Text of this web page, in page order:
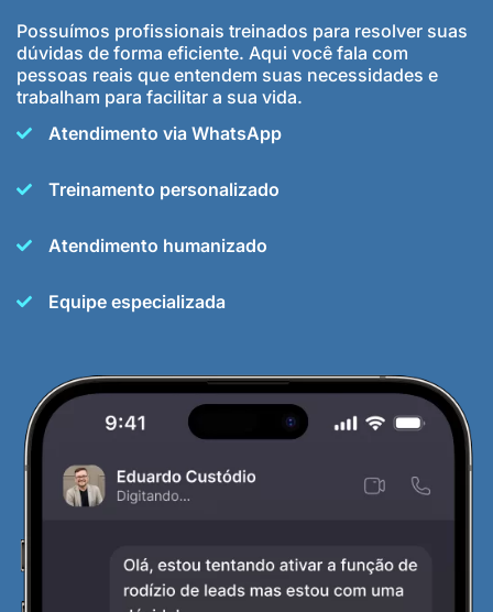
Possuímos profissionais treinados para resolver suas
dúvidas de forma eficiente. Aqui você fala com
pessoas reais que entendem suas necessidades e
trabalham para facilitar a sua vida.
Atendimento via WhatsApp
Treinamento personalizado
Atendimento humanizado
Equipe especializada